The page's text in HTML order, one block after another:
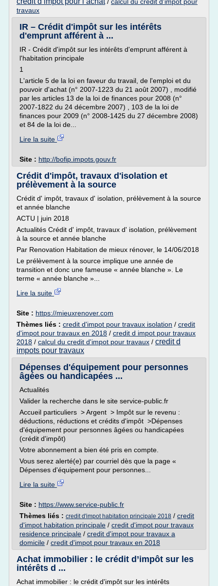
travaux
IR – Crédit d'impôt sur les intérêts
d'emprunt afférent à ...
IR - Crédit d'impôt sur les intérêts d'emprunt afférent à
l'habitation principale
1
L'article 5 de la loi en faveur du travail, de l'emploi et du
pouvoir d'achat (n° 2007-1223 du 21 août 2007) , modifié
par les articles 13 de la loi de finances pour 2008 (n°
2007-1822 du 24 décembre 2007) , 103 de la loi de
finances pour 2009 (n° 2008-1425 du 27 décembre 2008)
et 84 de la loi de...
Lire la suite
Site : http://bofip.impots.gouv.fr
Crédit d'impôt, travaux d'isolation et
prélèvement à la source
Crédit d' impôt, travaux d' isolation, prélèvement à la source
et année blanche
ACTU | juin 2018
Actualités Crédit d' impôt, travaux d' isolation, prélèvement
à la source et année blanche
Par Renovation Habitation de mieux rénover, le 14/06/2018
Le prélèvement à la source implique une année de
transition et donc une fameuse « année blanche ». Le
terme « année blanche »...
Lire la suite
Site : https://mieuxrenover.com
Thèmes liés : credit d'impot pour travaux isolation / credit
d'impot pour travaux en 2018 / credit d impot pour travaux
2018 / calcul du credit d'impot pour travaux / credit d
impots pour travaux
Dépenses d'équipement pour personnes
âgées ou handicapées ...
Actualités
Valider la recherche dans le site service-public.fr
Accueil particuliers > Argent > Impôt sur le revenu :
déductions, réductions et crédits d'impôt >Dépenses
d'équipement pour personnes âgées ou handicapées
(crédit d'impôt)
Votre abonnement a bien été pris en compte.
Vous serez alerté(e) par courriel dès que la page «
Dépenses d'équipement pour personnes...
Lire la suite
Site : https://www.service-public.fr
Thèmes liés : credit d'impot habitation principale 2018 / credit
d'impot habitation principale / credit d'impot pour travaux
residence principale / credit d'impot pour travaux a
domicile / credit d'impot pour travaux en 2018
Achat immobilier : le crédit d’impôt sur les
intérêts d ...
Achat immobilier : le crédit d'impôt sur les intérêts